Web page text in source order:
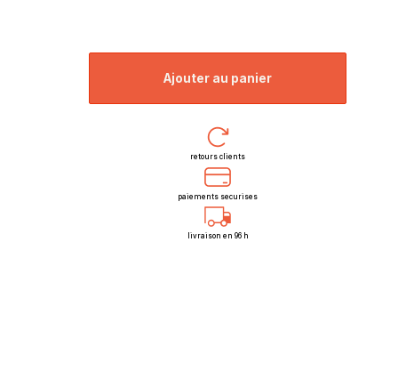
ajouter au panier
retours clients
paiements securises
livraison en 96 h